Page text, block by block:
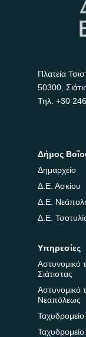
Πλατεία
50300,
Τηλ. +30
Δήμος
Δημαρχείο
Δ.Ε. Ασκίου
Δ.Ε.
Δ.Ε.
Υπηρεσίες
Αστυνομικό
Σιάτιστας
Αστυνομικό
Νεαπόλεως
Ταχυδρομείο